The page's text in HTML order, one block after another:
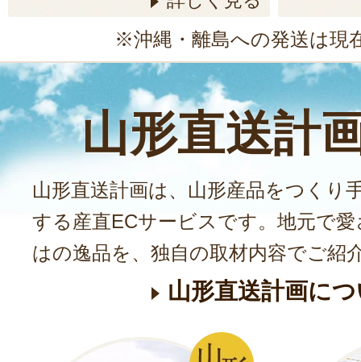
体・販促物にてご紹介・転載させて
すので予めご了承ください。
・「山形直送計画」に関する各媒体
像および投稿文について、期間の定
せて頂く場合がございますので予め
・投稿内容にアンバサダー自らの肖
肖像が含まれる場合でも、同様に期
媒体・販促物にてご紹介・転載させ
ざいます。そのため、ご投稿してい
が写っている場合、必ず事前に写っ
※沖縄・離島への発送は現
山形直送計
山形直送計画は、山形産品をつくり
する産直ECサービスです。地元で
はの逸品を、独自の取材内容でご紹
山形直送計画に